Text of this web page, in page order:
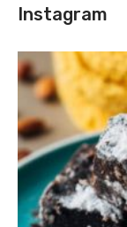
Instagram